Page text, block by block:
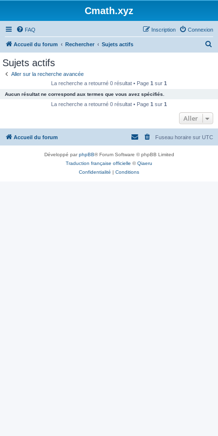
Cmath.xyz
FAQ Connexion
Inscription
Accueil du forum Rechercher Sujets actifs
c
e
Sujets actifs
Aller sur la recherche avancée
La recherche a retourné 0 résultat • Page 1 sur 1
Aucun résultat ne correspond aux termes que vous avez spécifiés.
La recherche a retourné 0 résultat • Page 1 sur 1
Aller
Accueil du forum Fuseau horaire sur UTC
Développé parphpBB® Forum Software © phpBB Limited
Traduction française officielle ©Qiaeru
Confidentialité | Conditions